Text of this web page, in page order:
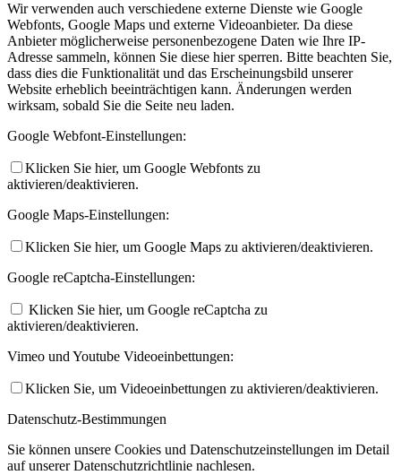
Wir verwenden auch verschiedene externe Dienste wie Google
Webfonts, Google Maps und externe Videoanbieter. Da diese
Anbieter möglicherweise personenbezogene Daten wie Ihre IP-
Adresse sammeln, können Sie diese hier sperren. Bitte beachten Sie,
dass dies die Funktionalität und das Erscheinungsbild unserer
Website erheblich beeinträchtigen kann. Änderungen werden
wirksam, sobald Sie die Seite neu laden.
Google Webfont-Einstellungen:
Klicken Sie hier, um Google Webfonts zu
aktivieren/deaktivieren.
Google Maps-Einstellungen:
Klicken Sie hier, um Google Maps zu aktivieren/deaktivieren.
Google reCaptcha-Einstellungen:
Klicken Sie hier, um Google reCaptcha zu
aktivieren/deaktivieren.
Vimeo und Youtube Videoeinbettungen:
Klicken Sie, um Videoeinbettungen zu aktivieren/deaktivieren.
Datenschutz-Bestimmungen
Sie können unsere Cookies und Datenschutzeinstellungen im Detail
auf unserer Datenschutzrichtlinie nachlesen.